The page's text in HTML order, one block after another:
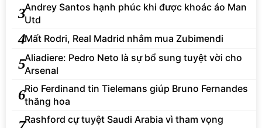
3Andrey Santos hạnh phúc khi được khoác áo Man
Utd
4Mất Rodri, Real Madrid nhắm mua Zubimendi
5Aliadiere: Pedro Neto là sự bổ sung tuyệt vời cho
Arsenal
6Rio Ferdinand tin Tielemans giúp Bruno Fernandes
thăng hoa
Rashford cự tuyệt Saudi Arabia vì tham vọng